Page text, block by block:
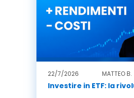
22/7/2026 MATTEO B.
Investire in ETF: la